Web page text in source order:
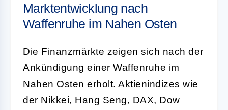
Marktentwicklung nach
Waffenruhe im Nahen Osten
Die Finanzmärkte zeigen sich nach der
Ankündigung einer Waffenruhe im
Nahen Osten erholt. Aktienindizes wie
der Nikkei, Hang Seng, DAX, Dow